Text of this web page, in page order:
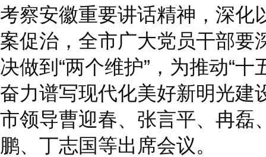
考察安徽重要讲话精神，深化
案促治，全市广大党员干部要
决做到“两个维护”，为推动“
奋力谱写现代化美好新明光建
市领导曹迎春、张言平、冉磊
鹏、丁志国等出席会议。